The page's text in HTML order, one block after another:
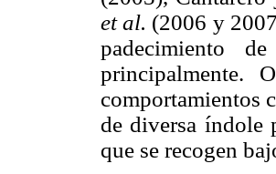
et al. (2006 y
padecimiento
principalmente.
comportamientos
de diversa índole
que se recogen